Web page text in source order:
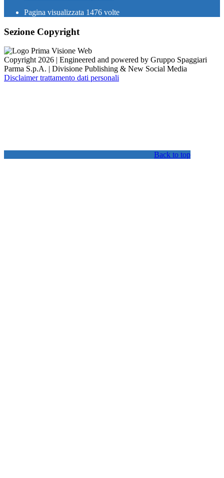
Pagina visualizzata 1476 volte
Sezione Copyright
Copyright 2026 | Engineered and powered by Gruppo Spaggiari
Parma S.p.A. | Divisione Publishing & New Social Media
Disclaimer trattamento dati personali
Back to top